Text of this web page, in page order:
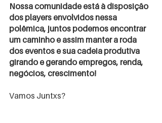
Nossa comunidade está à disposição
dos players envolvidos nessa
polêmica, juntos podemos encontrar
um caminho e assim manter a roda
dos eventos e sua cadeia produtiva
girando e gerando empregos, renda,
negócios, crescimento!
Vamos Juntxs?